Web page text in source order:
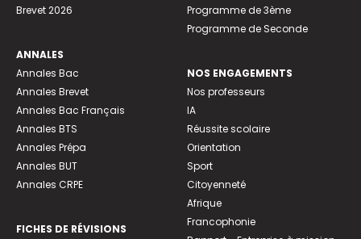
Brevet 2026
ANNALES
Annales Bac
Annales Brevet
Annales Bac Français
Annales BTS
Annales Prépa
Annales BUT
Annales CRPE
FICHES DE RÉVISIONS
Programme de 3ème
Programme de Seconde
NOS ENGAGEMENTS
Nos professeurs
IA
Réussite scolaire
Orientation
Sport
Citoyenneté
Afrique
Francophonie